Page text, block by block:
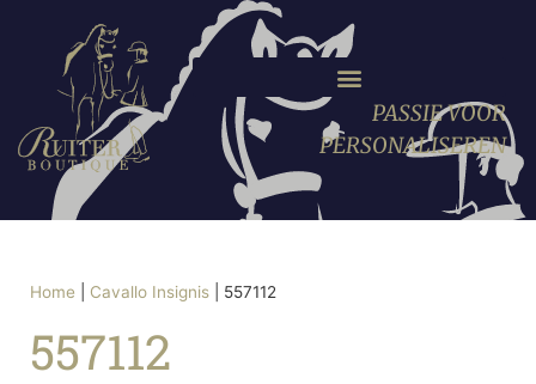
PASSIE VOOR
PERSONALISEREN
Home Cavallo Insignis 557112
557112